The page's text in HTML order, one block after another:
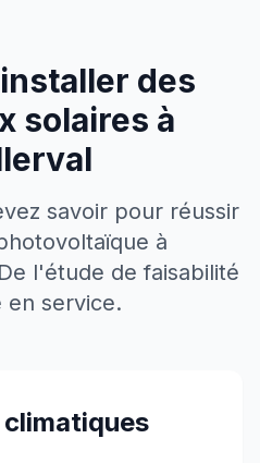
des
solaires à
savoir pour réussir
à
l'étude de faisabilité
en service.